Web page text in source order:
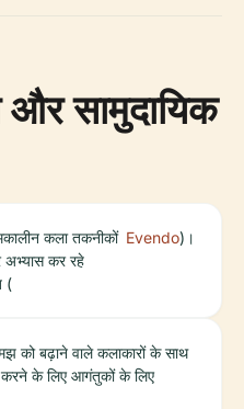
और सामुदायिक
कला तकनीकों
कर रहे
(
Evendo)।
को बढ़ाने वाले कलाकारों के साथ
करने के लिए आगंतुकों के लिए